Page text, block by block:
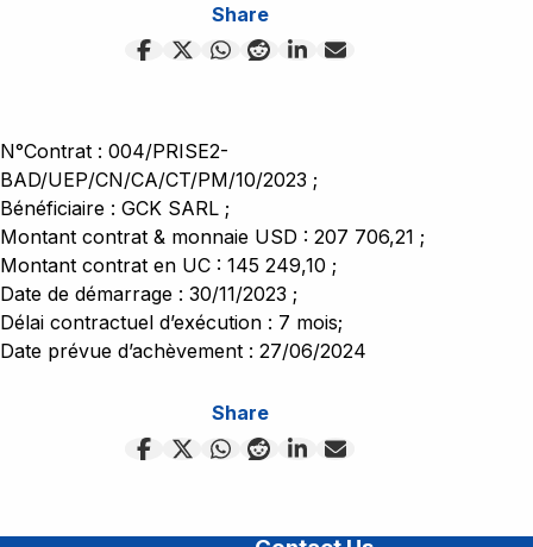
Haut-lomami
Kwango
Kwilu
Maindombe
Maniema
infrastructres
Coordination et gestion du projet
Contrats
Contrat des biens
Contrat des services
Contrat de travaux
Difficultés
Appels d'offres
Appel a manifestation d'intérêt
Le ministère
Événement
Contact
Share
N°Contrat : 004/PRISE2-
BAD/UEP/CN/CA/CT/PM/10/2023 ;
Bénéficiaire : GCK SARL ;
Montant contrat & monnaie USD : 207 706,21 ;
Montant contrat en UC : 145 249,10 ;
Date de démarrage : 30/11/2023 ;
Délai contractuel d’exécution : 7 mois;
Date prévue d’achèvement : 27/06/2024
Share